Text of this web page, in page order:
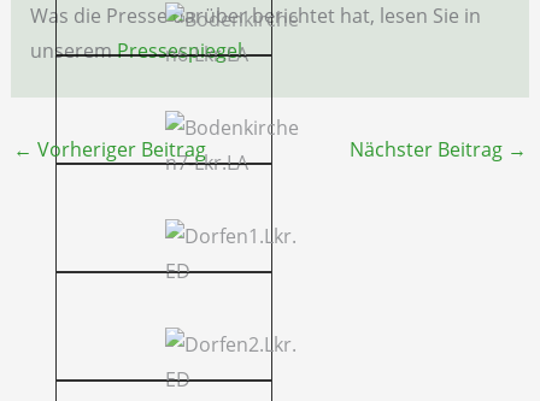
Was die Presse darüber berichtet hat, lesen Sie in
unseremPressespiegel.
← Vorheriger Beitrag Nächster Beitrag →